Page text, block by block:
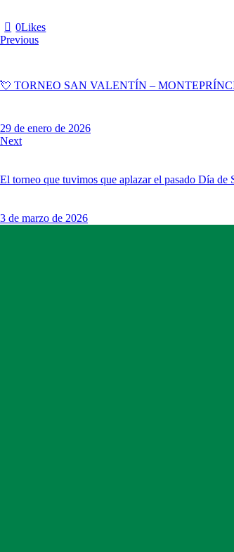
0Likes
Previous
💘 TORNEO SAN VALENTÍN –
29 de enero de 2026
Next
El torneo que tuvimos que aplazar el pasado Día
3 de marzo de 2026